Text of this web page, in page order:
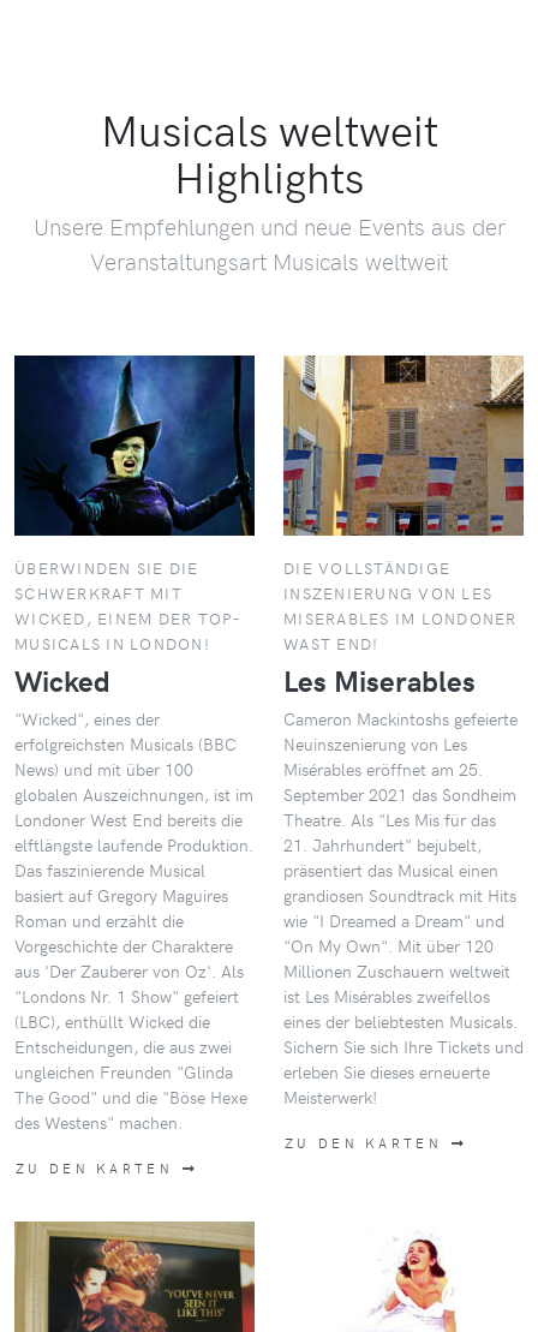
Musicals weltweit
Highlights
Unsere Empfehlungen und neue Events aus der
Veranstaltungsart Musicals weltweit
ÜBERWINDEN SIE DIE
SCHWERKRAFT MIT
WICKED, EINEM DER TOP-
MUSICALS IN LONDON!
Wicked
"Wicked", eines der
erfolgreichsten Musicals (BBC
News) und mit über 100
globalen Auszeichnungen, ist im
Londoner West End bereits die
elftlängste laufende Produktion.
Das faszinierende Musical
basiert auf Gregory Maguires
Roman und erzählt die
Vorgeschichte der Charaktere
aus 'Der Zauberer von Oz'. Als
"Londons Nr. 1 Show" gefeiert
(LBC), enthüllt Wicked die
Entscheidungen, die aus zwei
ungleichen Freunden "Glinda
The Good" und die "Böse Hexe
des Westens" machen.
ZU DEN KARTEN
DIE VOLLSTÄNDIGE
INSZENIERUNG VON LES
MISERABLES IM LONDONER
WAST END!
Les Miserables
Cameron Mackintoshs gefeierte
Neuinszenierung von Les
Misérables eröffnet am 25.
September 2021 das Sondheim
Theatre. Als "Les Mis für das
21. Jahrhundert" bejubelt,
präsentiert das Musical einen
grandiosen Soundtrack mit Hits
wie "I Dreamed a Dream" und
"On My Own". Mit über 120
Millionen Zuschauern weltweit
ist Les Misérables zweifellos
eines der beliebtesten Musicals.
Sichern Sie sich Ihre Tickets und
erleben Sie dieses erneuerte
Meisterwerk!
ZU DEN KARTEN